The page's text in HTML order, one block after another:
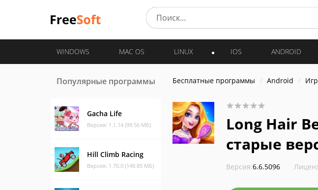
WINDOWS MAC OS LINUX IOS ANDROID
Популярные программы
Gacha Life
Версия: 1.1.14 (99.56 МБ)
Hill Climb Racing
Версия: 1.70.0 (148.85 МБ)
Бесплатные программы Android
Long Hair
старые
Версия:6.6.5096